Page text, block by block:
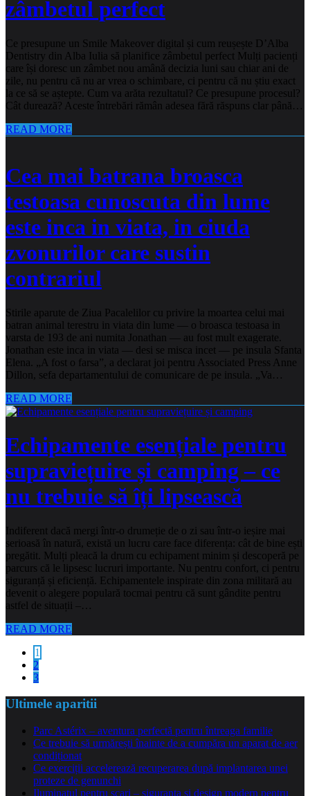
zâmbetul perfect
Ce presupune un Smile Makeover digital și cum reușește D’Alba
Dentistry din Alba Iulia să planifice zâmbetul perfect Mulți pacienți
care își doresc un zâmbet nou amână decizia luni sau chiar ani de
zile, nu pentru că nu ar vrea o schimbare, ci pentru că nu știu exact
la ce să se aștepte. Cum va arăta rezultatul? Ce presupune procesul?
Cât durează? Aceste întrebări rămân adesea fără răspuns clar până…
READ MORE
Cea mai batrana broasca
testoasa cunoscuta din lume
este inca in viata, in ciuda
zvonurilor care sustin
contrariul
Stirile aparute de Ziua Pacalelilor cu privire la moartea celui mai
batran animal terestru in viata din lume — o broasca testoasa in
varsta de 193 de ani numita Jonathan — au fost mult exagerate.
Jonathan este inca in viata — desi se misca incet — pe insula Sfanta
Elena. „A fost o farsa”, a declarat joi pentru Associated Press Anne
Dillon, sefa departamentului de comunicare de pe insula. „Va…
READ MORE
Echipamente esențiale pentru
supraviețuire și camping – ce
nu trebuie să îți lipsească
Indiferent dacă mergi într-o drumeție de o zi sau într-o ieșire mai
serioasă în natură, există un lucru care face diferența: cât de bine ești
pregătit. Mulți pleacă la drum cu echipament minim și descoperă pe
parcurs că le lipsesc lucruri importante. Nu pentru confort, ci pentru
siguranță și eficiență. Echipamentele inspirate din zona militară au
devenit o alegere populară tocmai pentru că sunt gândite pentru
astfel de situații –…
READ MORE
1
2
3
Ultimele aparitii
Parc Astérix – aventura perfectă pentru întreaga familie
Ce trebuie să urmărești înainte de a cumpăra un aparat de aer
condiționat
Ce exerciții accelerează recuperarea după implantarea unei
proteze de genunchi
Iluminatul pentru scari – siguranta si design modern pentru